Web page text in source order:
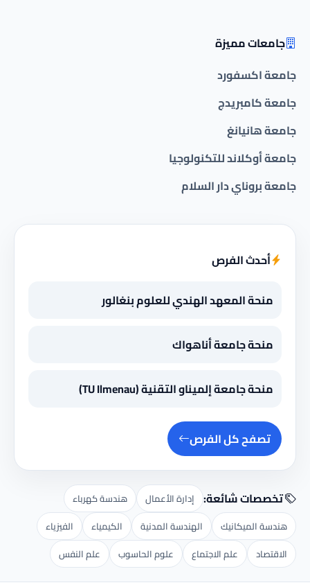
جامعات مميزة
جامعة اكسفورد
جامعة كامبريدج
جامعة هانيانغ
جامعة أوكلاند للتكنولوجيا
جامعة بروناي دار السلام
أحدث الفرص
منحة المعهد الهندي للعلوم بنغالور
منحة جامعة أناهواك
منحة جامعة إلميناو التقنية (TU Ilmenau)
تصفح كل الفرص
تخصصات شائعة: إدارة الأعمال
هندسة كهرباء
هندسة الميكانيك
الهندسة المدنية الكيمياء
الفيزياء
الاقتصاد
علم الاجتماع علوم الحاسوب علم النفس